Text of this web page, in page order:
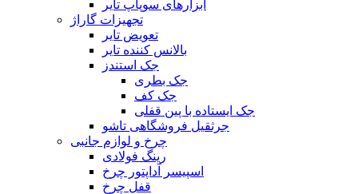
ابزارهای سوپاپ تایر
تجهیزات گاراژ
تعویض تایر
بالانس کننده تایر
جک استندز
جک بطری
جک کف
جک ایستاده با پین قفلی
جرثقیل فروشگاهی تاشو
چرخ و لوازم جانبی
رینگ فولادی
اسپیسر آداپتور چرخ
قفل چرخ